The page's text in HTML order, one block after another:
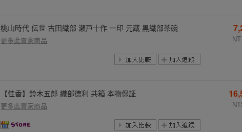
桃山時代 伝世 古田織部 瀬戸十作 一印 元蔵 黒織部茶碗
更多此賣家商品
【佳香】鈴木五郎 織部徳利 共箱 本物保証
更多此賣家商品